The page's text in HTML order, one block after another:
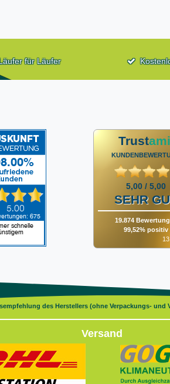
für Läufer
Trustami
5,00 / 5,00
SEHR
19.874
99,52% positiv
des Herstellers (ohne Verpackungs- und
Versand